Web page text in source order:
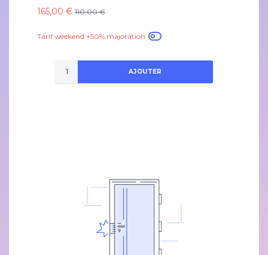
165,00 € 110,00 €
Tarif weekend +50% majoration
AJOUTER